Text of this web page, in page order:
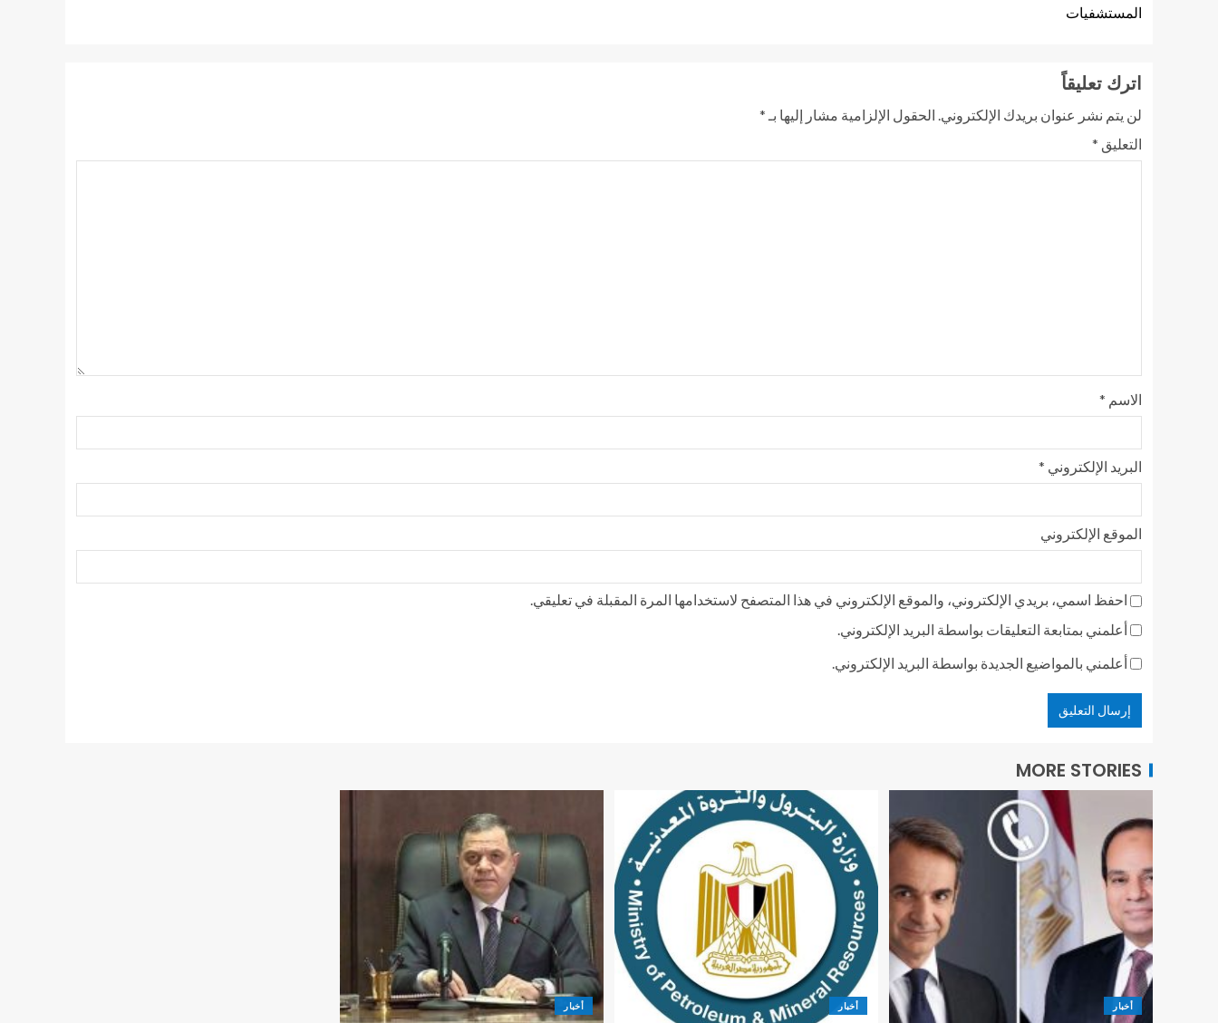
المستشفيات
اترك تعليقاً
لن يتم نشر عنوان بريدك الإلكتروني. الحقول الإلزامية مشار إليها بـ *
التعليق *
الاسم *
البريد الإلكتروني *
الموقع الإلكتروني
احفظ اسمي، بريدي الإلكتروني، والموقع الإلكتروني في هذا المتصفح لاستخدامها المرة المقبلة في تعليقي.
أعلمني بمتابعة التعليقات بواسطة البريد الإلكتروني.
أعلمني بالمواضيع الجديدة بواسطة البريد الإلكتروني.
MORE STORIES
أخبار أخبار أخبار